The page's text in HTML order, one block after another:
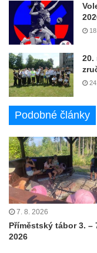
20.
Podobné články
7. 8. 2026
Příměstský tábor 3. –
2026